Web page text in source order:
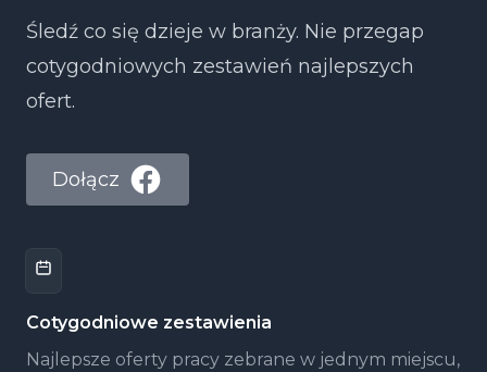
Śledź co się dzieje w branży. Nie przegap
cotygodniowych zestawień najlepszych
ofert.
Dołącz
Cotygodniowe zestawienia
Najlepsze oferty pracy zebrane w jednym miejscu,